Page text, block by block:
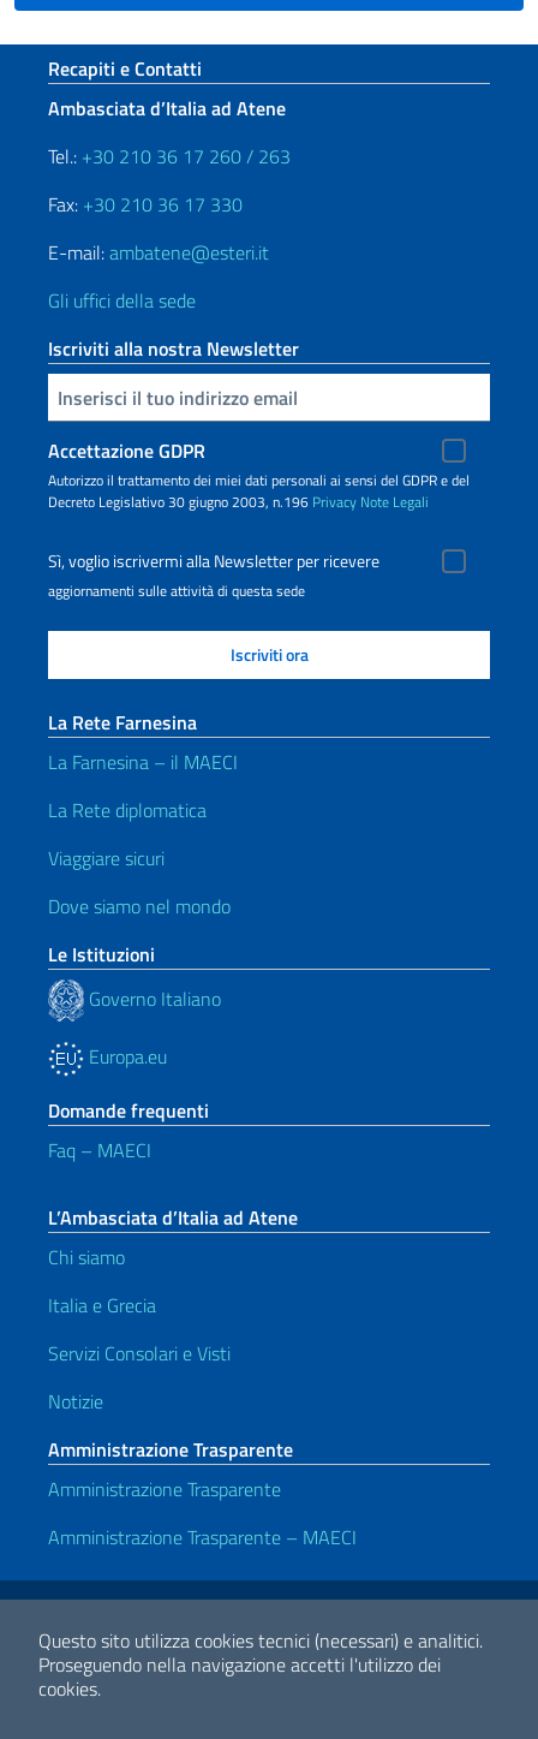
Questo sito utilizza cookies tecnici (necessari) e analitici.
Proseguendo nella navigazione accetti l'utilizzo dei
cookies.
Sezione footer
Recapiti e Contatti
Ambasciata d’Italia ad Atene
Tel.: +30 210 36 17 260 / 263
Fax: +30 210 36 17 330
E-mail:ambatene@esteri.it
Gli uffici della sede
Iscriviti alla nostra Newsletter
Inserisci la tua email
Accettazione GDPR
Autorizzo il trattamento dei miei dati personali ai sensi del GDPR e del
Decreto Legislativo 30 giugno 2003, n.196 Privacy Note Legali
Sì, voglio iscrivermi alla Newsletter per ricevere
aggiornamenti sulle attività di questa sede
La Rete Farnesina
La Farnesina – il MAECI
La Rete diplomatica
Viaggiare sicuri
Dove siamo nel mondo
Le Istituzioni
Governo Italiano
Europa.eu
Domande frequenti
Faq – MAECI
L’Ambasciata d’Italia ad Atene
Chi siamo
Italia e Grecia
Servizi Consolari e Visti
Notizie
Amministrazione Trasparente
Amministrazione Trasparente
Amministrazione Trasparente – MAECI
Link Utili